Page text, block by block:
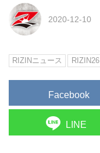
2020-12-10
RIZINニュース RIZIN26
Facebook
LINE